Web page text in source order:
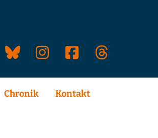
Chronik Kontakt